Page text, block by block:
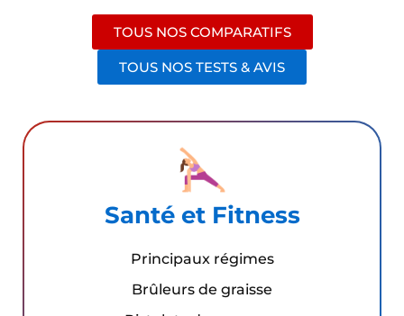
TOUS NOS COMPARATIFS
TOUS NOS TESTS & AVIS
Santé et Fitness
Principaux régimes
Brûleurs de graisse